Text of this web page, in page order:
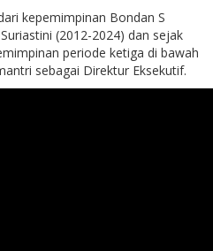
kepemimpinan Bondan S
(2012-2024) dan sejak
periode ketiga di bawah
sebagai Direktur Eksekutif.